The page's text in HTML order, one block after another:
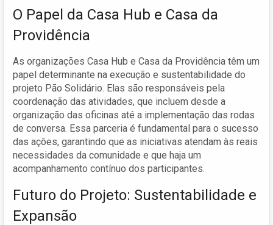
O Papel da Casa Hub e Casa da
Providência
As organizações Casa Hub e Casa da Providência têm um
papel determinante na execução e sustentabilidade do
projeto Pão Solidário. Elas são responsáveis pela
coordenação das atividades, que incluem desde a
organização das oficinas até a implementação das rodas
de conversa. Essa parceria é fundamental para o sucesso
das ações, garantindo que as iniciativas atendam às reais
necessidades da comunidade e que haja um
acompanhamento contínuo dos participantes.
Futuro do Projeto: Sustentabilidade e
Expansão